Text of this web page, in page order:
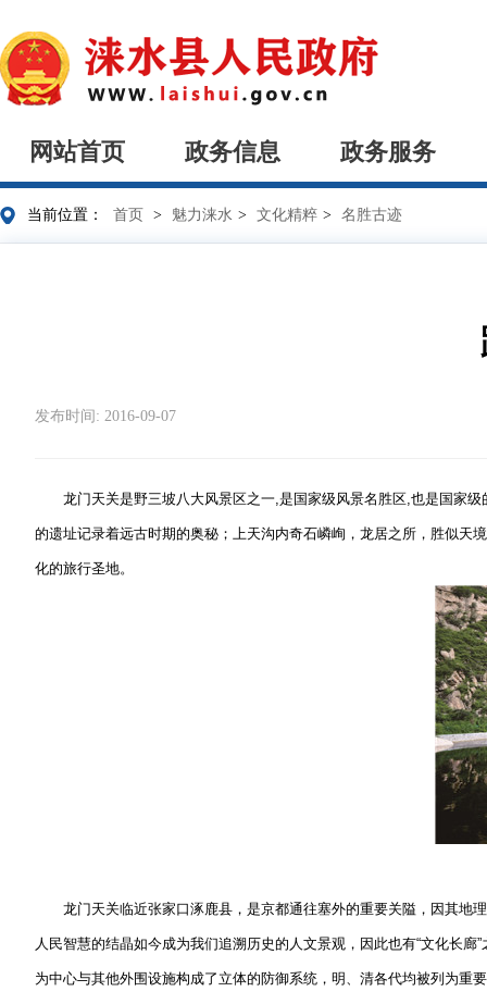
网站首页 政务信息 政务服务
当前位置： 首页 > 魅力涞水 > 文化精粹 > 名胜古迹
发布时间: 2016-09-07
龙门天关是野三坡八大风景区之一,是国家级风景名胜区,也是国家级
的遗址记录着远古时期的奥秘；上天沟内奇石嶙峋，龙居之所，胜似天
化的旅行圣地。
龙门天关临近张家口涿鹿县，是京都通往塞外的重要关隘，因其地理
人民智慧的结晶如今成为我们追溯历史的人文景观，因此也有“文化长
为中心与其他外围设施构成了立体的防御系统，明、清各代均被列为重